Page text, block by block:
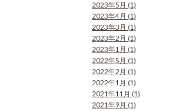
2023年5月 (1)
2023年4月 (1)
2023年3月 (1)
2023年2月 (1)
2023年1月 (1)
2022年5月 (1)
2022年2月 (1)
2022年1月 (1)
2021年11月 (1)
2021年9月 (1)